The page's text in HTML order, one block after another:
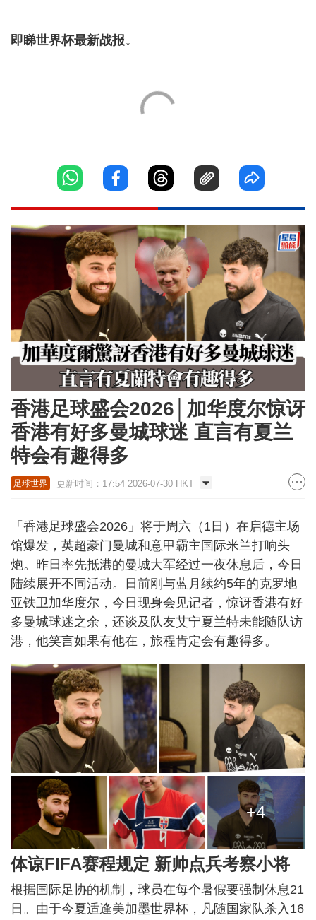
即睇世界杯最新战报↓
香港足球盛会2026│加华度尔惊讶
香港有好多曼城球迷 直言有夏兰
特会有趣得多
足球世界 更新时间：17:54 2026-07-30 HKT
「香港足球盛会2026」将于周六（1日）在启德主场
馆爆发，英超豪门曼城和意甲霸主国际米兰打响头
炮。昨日率先抵港的曼城大军经过一夜休息后，今日
陆续展开不同活动。日前刚与蓝月续约5年的克罗地
亚铁卫加华度尔，今日现身会见记者，惊讶香港有好
多曼城球迷之余，还谈及队友艾宁夏兰特未能随队访
港，他笑言如果有他在，旅程肯定会有趣得多。
+4
体谅FIFA赛程规定 新帅点兵考察小将
根据国际足协的机制，球员在每个暑假要强制休息21
日。由于今夏适逢美加墨世界杯，凡随国家队杀入16